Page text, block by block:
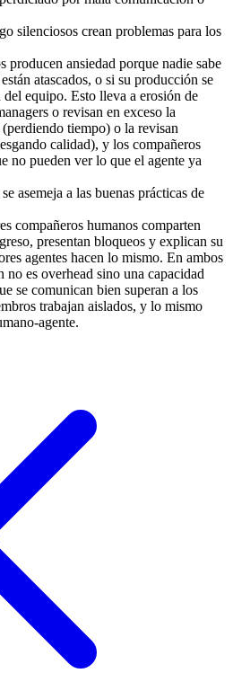
silenciosos crean problemas para los
producen ansiedad porque nadie sabe
atascados, o si su producción se
equipo. Esto lleva a erosión de
o revisan en exceso la
tiempo) o la revisan
calidad), y los compañeros
no pueden ver lo que el agente ya
asemeja a las buenas prácticas de
compañeros humanos comparten
presentan bloqueos y explican su
agentes hacen lo mismo. En ambos
no es overhead sino una capacidad
se comunican bien superan a los
trabajan aislados, y lo mismo
agente.